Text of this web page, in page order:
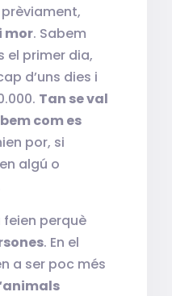
mor. Sabem
el primer dia,
d’uns dies i
Tan se val
com es
por, si
algú o
perquè
. En el
a ser poc més